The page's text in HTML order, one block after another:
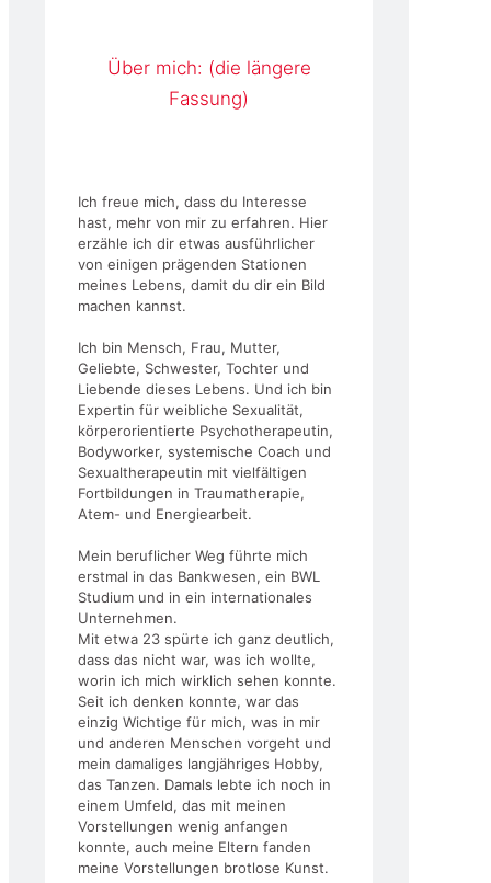
Über mich: (die längere
Fassung)
Ich freue mich, dass du Interesse
hast, mehr von mir zu erfahren. Hier
erzähle ich dir etwas ausführlicher
von einigen prägenden Stationen
meines Lebens, damit du dir ein Bild
machen kannst.
Ich bin Mensch, Frau, Mutter,
Geliebte, Schwester, Tochter und
Liebende dieses Lebens. Und ich bin
Expertin für weibliche Sexualität,
körperorientierte Psychotherapeutin,
Bodyworker, systemische Coach und
Sexualtherapeutin mit vielfältigen
Fortbildungen in Traumatherapie,
Atem- und Energiearbeit.
Mein beruflicher Weg führte mich
erstmal in das Bankwesen, ein BWL
Studium und in ein internationales
Unternehmen.
Mit etwa 23 spürte ich ganz deutlich,
dass das nicht war, was ich wollte,
worin ich mich wirklich sehen konnte.
Seit ich denken konnte, war das
einzig Wichtige für mich, was in mir
und anderen Menschen vorgeht und
mein damaliges langjähriges Hobby,
das Tanzen. Damals lebte ich noch in
einem Umfeld, das mit meinen
Vorstellungen wenig anfangen
konnte, auch meine Eltern fanden
meine Vorstellungen brotlose Kunst.